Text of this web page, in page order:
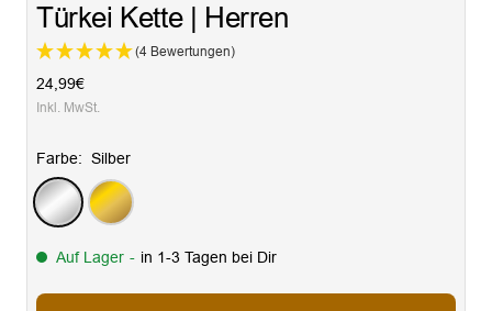
Türkei Kette | Herren
(4 Bewertungen)
Angebotspreis
24,99€
Inkl. MwSt.
Farbe: Silber
Silber
Gold
Auf Lager - in 1-3 Tagen bei Dir